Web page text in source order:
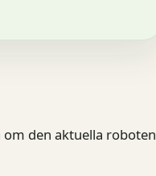
om den aktuella roboten